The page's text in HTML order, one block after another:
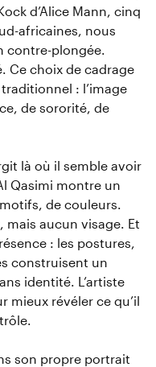
d’Alice Mann, cinq
africaines, nous
contre-plongée.
Ce choix de cadrage
: l’image
de sororité, de
là où il semble avoir
Qasimi montre un
de couleurs.
mais aucun visage. Et
: les postures,
construisent un
identité. L’artiste
mieux révéler ce qu’il
son propre portrait